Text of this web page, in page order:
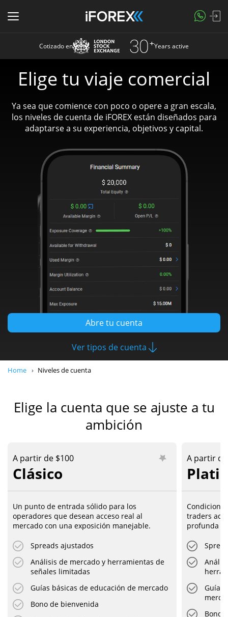
Cotizado en Years active
Elige tu viaje comercial
Ya sea que comience con poco o opere a gran escala,
los niveles de cuenta de iFOREX están diseñados para
adaptarse a su experiencia, objetivos y capital.
Abre tu cuenta
Ver tipos de cuenta
Home Niveles de cuenta
Elige la cuenta que se ajuste a tu
ambición
A partir de $100
Clásico
Un punto de entrada sólido para los
operadores que desean acceso real al
mercado con una exposición manejable.
Spreads ajustados
Análisis de mercado y herramientas de
señales limitadas
Guías básicas de educación de mercado
Bono de bienvenida
A partir
traders
profunda y
Guías
Bono